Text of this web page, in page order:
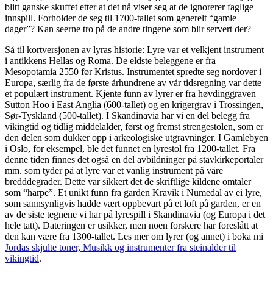
blitt ganske skuffet etter at det nå viser seg at de ignorerer faglige
innspill. Forholder de seg til 1700-tallet som generelt “gamle
dager”? Kan seerne tro på de andre tingene som blir servert der?
Så til kortversjonen av lyras historie: Lyre var et velkjent instrument
i antikkens Hellas og Roma. De eldste beleggene er fra
Mesopotamia 2550 før Kristus. Instrumentet spredte seg nordover i
Europa, særlig fra de første århundrene av vår tidsregning var dette
et populært instrument. Kjente funn av lyrer er fra høvdinggraven
Sutton Hoo i East Anglia (600-tallet) og en krigergrav i Trossingen,
Sør-Tyskland (500-tallet). I Skandinavia har vi en del belegg fra
vikingtid og tidlig middelalder, først og fremst strengestolen, som er
den delen som dukker opp i arkeologiske utgravninger. I Gamlebyen
i Oslo, for eksempel, ble det funnet en lyrestol fra 1200-tallet. Fra
denne tiden finnes det også en del avbildninger på stavkirkeportaler
mm. som tyder på at lyre var et vanlig instrument på våre
bredddegrader. Dette var sikkert det de skriftlige kildene omtaler
som “harpe”. Et unikt funn fra garden Kravik i Numedal av ei lyre,
som sannsynligvis hadde vært oppbevart på et loft på garden, er en
av de siste tegnene vi har på lyrespill i Skandinavia (og Europa i det
hele tatt). Dateringen er usikker, men noen forskere har foreslått at
den kan være fra 1300-tallet. Les mer om lyrer (og annet) i boka mi
Jordas skjulte toner, Musikk og instrumenter fra steinalder til
vikingtid.